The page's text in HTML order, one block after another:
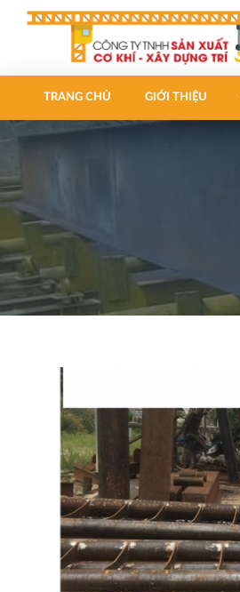
TRANG CHỦ GIỚI THIỆU